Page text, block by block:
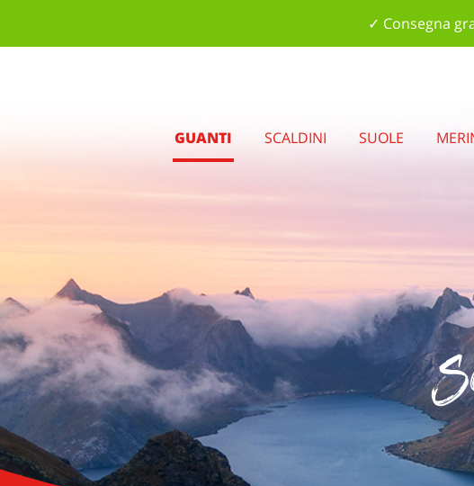
✓ Consegna
GUANTI SCALDINI SUOLE